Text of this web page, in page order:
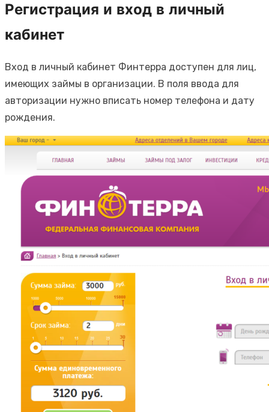
Регистрация и вход в личный
кабинет
Вход в личный кабинет Финтерра доступен для лиц,
имеющих займы в организации. В поля ввода для
авторизации нужно вписать номер телефона и дату
рождения.